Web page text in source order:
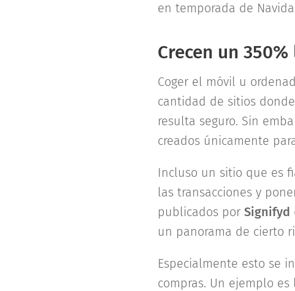
en temporada de
Crecen un
Coger el móvil u
cantidad de sitios
resulta seguro. Sin
creados únicamente
Incluso un sitio que es
las transacciones y
publicados por Signifyd
un panorama de cierto
Especialmente esto se
compras. Un ejemplo es